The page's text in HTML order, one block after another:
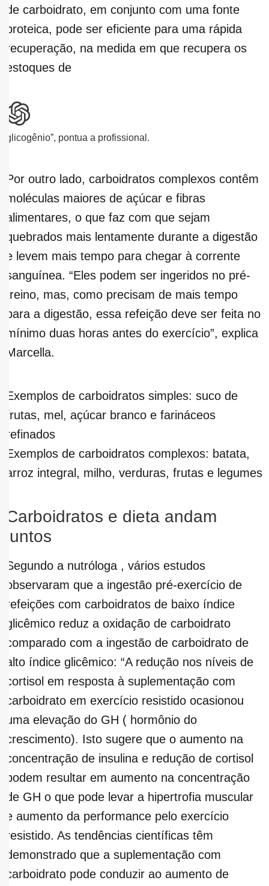
de carboidrato, em conjunto com uma fonte
proteica, pode ser eficiente para uma rápida
recuperação, na medida em que recupera os
estoques de
glicogênio”, pontua a profissional.
Por outro lado, carboidratos complexos contêm
moléculas maiores de açúcar e fibras
alimentares, o que faz com que sejam
quebrados mais lentamente durante a digestão
e levem mais tempo para chegar à corrente
sanguínea. “Eles podem ser ingeridos no pré-
treino, mas, como precisam de mais tempo
para a digestão, essa refeição deve ser feita no
mínimo duas horas antes do exercício”, explica
Marcella.
Exemplos de carboidratos simples: suco de
frutas, mel, açúcar branco e farináceos
refinados
Exemplos de carboidratos complexos: batata,
arroz integral, milho, verduras, frutas e legumes
Carboidratos e dieta andam
juntos
Segundo a nutróloga , vários estudos
observaram que a ingestão pré-exercício de
refeições com carboidratos de baixo índice
glicêmico reduz a oxidação de carboidrato
comparado com a ingestão de carboidrato de
alto índice glicêmico: “A redução nos níveis de
cortisol em resposta à suplementação com
carboidrato em exercício resistido ocasionou
uma elevação do GH ( hormônio do
crescimento). Isto sugere que o aumento na
concentração de insulina e redução de cortisol
podem resultar em aumento na concentração
de GH o que pode levar a hipertrofia muscular
e aumento da performance pelo exercício
resistido. As tendências científicas têm
demonstrado que a suplementação com
carboidrato pode conduzir ao aumento de